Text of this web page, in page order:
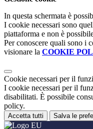
In questa schermata è
I cookie necessari sono
piattaforma e non è
Per conoscere quali sono i
visionare la COOKIE
Cookie necessari per il
I cookie necessari per il
disabilitati. È possibile
policy.
Accetta tutti Salva le